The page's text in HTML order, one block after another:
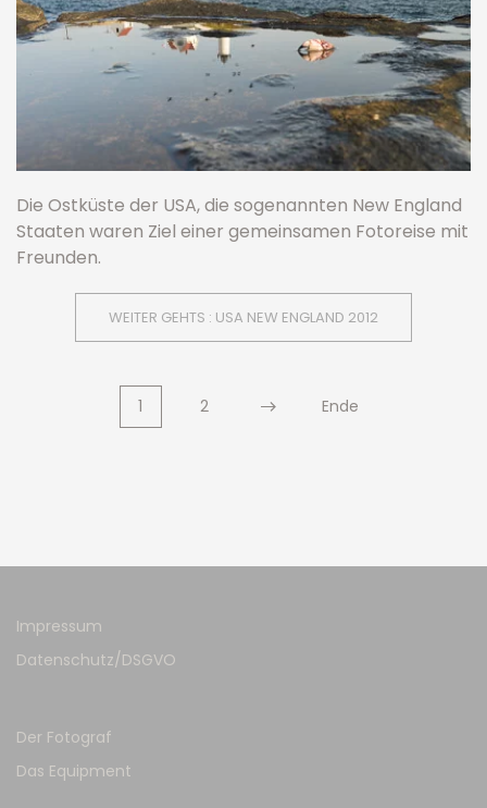
Die Ostküste der USA, die sogenannten New England
Staaten waren Ziel einer gemeinsamen Fotoreise mit
Freunden.
WEITER GEHTS : USA NEW ENGLAND 2012
1 2 Ende
Impressum
Datenschutz/DSGVO
Der Fotograf
Das Equipment